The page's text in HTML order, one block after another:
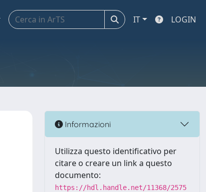
IT LOGIN
Informazioni
Utilizza questo identificativo per
citare o creare un link a questo
documento:
https://hdl.handle.net/11368/2575